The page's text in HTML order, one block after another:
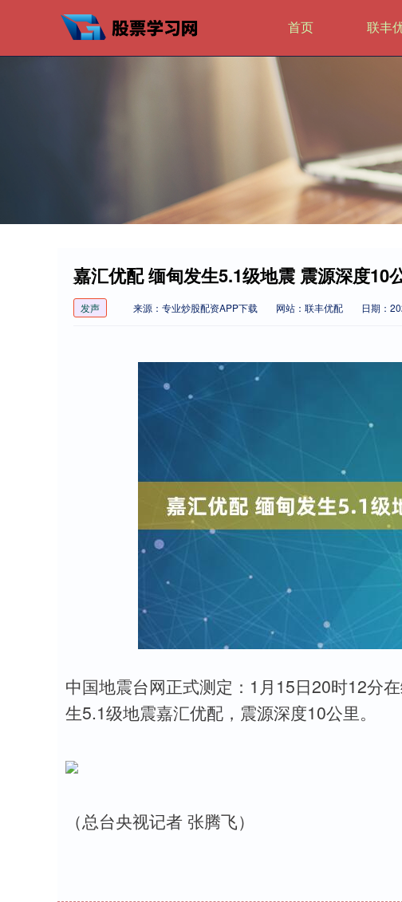
首页 联丰
嘉汇优配 缅甸发生5.1级地震 震源深度10
发声 来源：专业炒股配资APP下载 网站：联丰优配 日期：
中国地震台网正式测定：1月15日20时12分
生5.1级地震嘉汇优配，震源深度10公里。
（总台央视记者 张腾飞）
深证成指 14110.12 -34.08 -0.24%